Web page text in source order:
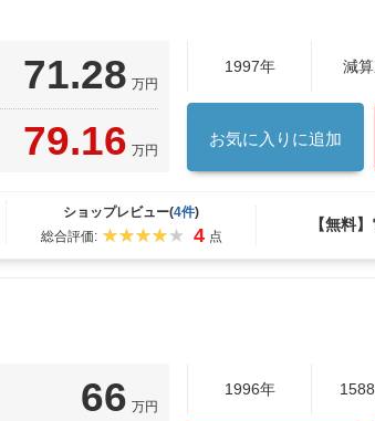
71.28 万円
79.16 万円
1997年 減
お気に入りに追加
ショップレビュー(4件)
総合評価:
4 点
【無料
66 万円
1996年